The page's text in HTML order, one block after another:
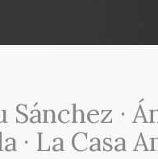
·
· La Casa